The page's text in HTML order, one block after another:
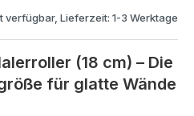
verfügbar, Lieferzeit: 1-3 Werktage
(18 cm) – Die
für glatte Wände